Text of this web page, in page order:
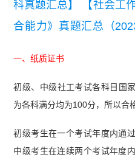
科真题汇总】
【社会工
合能力》真题汇总（
中级社工《社会工作综
25年中级社工《专业实
年初级社工《社会工作
【2025年中级社工《社
一、纸质证书
初级、中级社工考试各科目国
为各科满分均为100分，所以合
初级考生在一个考试年度内通
中级考生在连续两个考试年度